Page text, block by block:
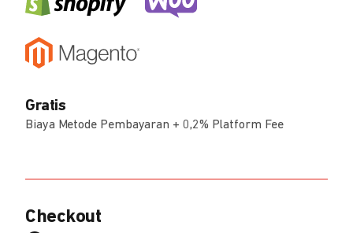
Gratis
Biaya Metode Pembayaran + 0,2% Platform Fee
Checkout